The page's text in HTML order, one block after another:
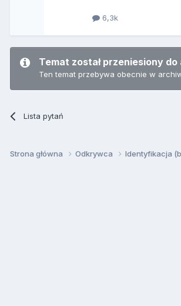
6,3k
Temat został przeniesiony
Ten temat przebywa obecnie w
Lista pytań
Strona główna Odkrywca Identyfikacja